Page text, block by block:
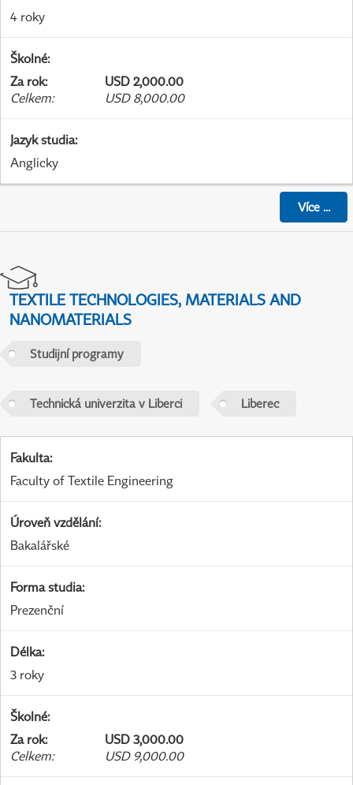
4 roky
Školné:
Za rok:
USD 2,000.00
Celkem: USD 8,000.00
Jazyk studia:
Anglicky
Více...
TEXTILE TECHNOLOGIES, MATERIALS AND
NANOMATERIALS
Studijní programy
Technická univerzita v Liberci Liberec
Fakulta:
Faculty of Textile Engineering
Úroveň vzdělání:
Bakalářské
Forma studia:
Prezenční
Délka:
3 roky
Školné:
Za rok:
USD 3,000.00
Celkem: USD 9,000.00